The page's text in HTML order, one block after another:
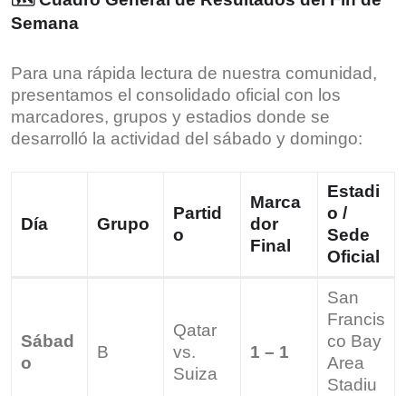
Semana
Para una rápida lectura de nuestra comunidad,
presentamos el consolidado oficial con los
marcadores, grupos y estadios donde se
desarrolló la actividad del sábado y domingo:
Día Grupo
Partid
o
Marca
dor
Final
Estadi
o /
Sede
Oficial
Sábad
o
B
Qatar
vs.
Suiza
1 – 1
San
Francis
co Bay
Area
Stadiu